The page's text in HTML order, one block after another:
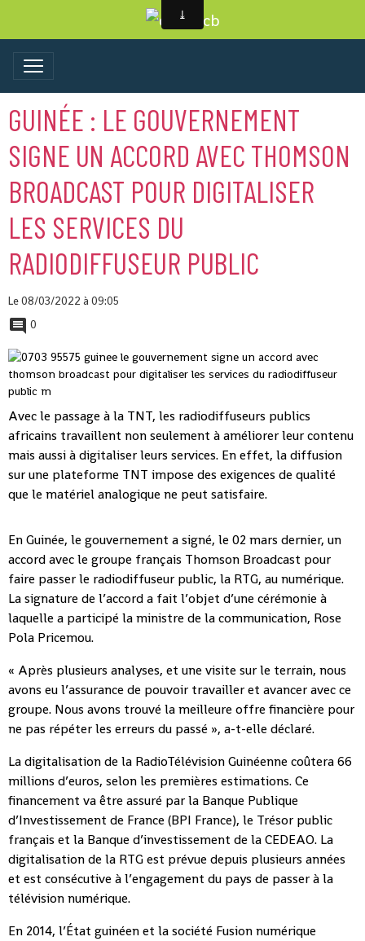
GUINÉE : LE GOUVERNEMENT
SIGNE UN ACCORD AVEC THOMSON
BROADCAST POUR DIGITALISER
LES SERVICES DU
RADIODIFFUSEUR PUBLIC
Le 08/03/2022 à 09:05
0
Avec le passage à la TNT, les radiodiffuseurs publics
africains travaillent non seulement à améliorer leur contenu
mais aussi à digitaliser leurs services. En effet, la diffusion
sur une plateforme TNT impose des exigences de qualité
que le matériel analogique ne peut satisfaire.
En Guinée, le gouvernement a signé, le 02 mars dernier, un
accord avec le groupe français Thomson Broadcast pour
faire passer le radiodiffuseur public, la RTG, au numérique.
La signature de l’accord a fait l’objet d’une cérémonie à
laquelle a participé la ministre de la communication, Rose
Pola Pricemou.
« Après plusieurs analyses, et une visite sur le terrain, nous
avons eu l’assurance de pouvoir travailler et avancer avec ce
groupe. Nous avons trouvé la meilleure offre financière pour
ne pas répéter les erreurs du passé », a-t-elle déclaré.
La digitalisation de la RadioTélévision Guinéenne coûtera 66
millions d’euros, selon les premières estimations. Ce
financement va être assuré par la Banque Publique
d’Investissement de France (BPI France), le Trésor public
français et la Banque d’investissement de la CEDEAO. La
digitalisation de la RTG est prévue depuis plusieurs années
et est consécutive à l’engagement du pays de passer à la
télévision numérique.
En 2014, l’État guinéen et la société Fusion numérique